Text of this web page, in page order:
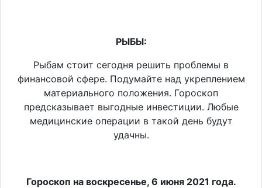
РЫБЫ:
Рыбам стоит сегодня решить проблемы в
финансовой сфере. Подумайте над укреплением
материального положения. Гороскоп
предсказывает выгодные инвестиции. Любые
медицинские операции в такой день будут
удачны.
Гороскоп на воскресенье, 6 июня 2021 года.